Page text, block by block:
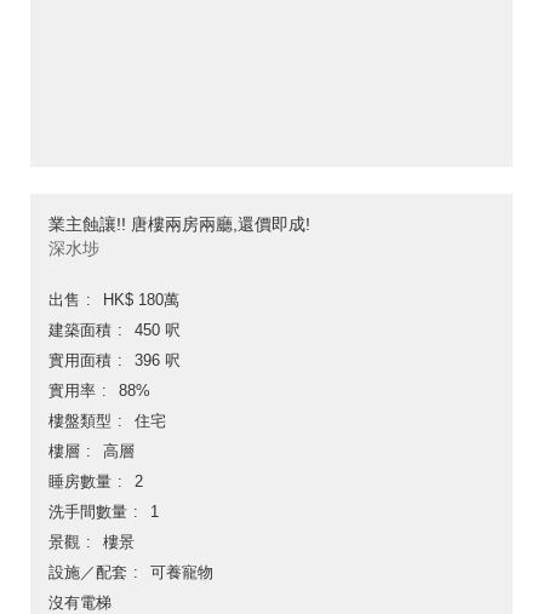
業主蝕讓!! 唐樓兩房兩廳,還價即成!
深水埗
出售
HK$ 180萬
建築面積
450 呎
實用面積
396 呎
實用率
88%
樓盤類型
住宅
樓層
高層
睡房數量
2
洗手間數量
1
景觀
樓景
設施／配套
可養寵物
沒有電梯